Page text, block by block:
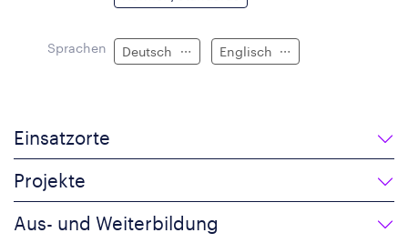
Sprachen Deutsch Englisch
Einsatzorte
Projekte
Aus- und Weiterbildung